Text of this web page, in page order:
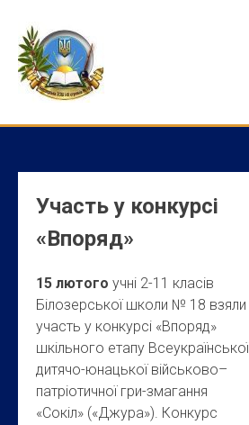
content
Участь у конкурсі
«Впоряд»
15 лютого учні 2-11 класів
Білозерської школи № 18 взяли
участь у конкурсі «Впоряд»
шкільного етапу Всеукраїнської
дитячо-юнацької військово–
патріотичної гри-змагання
«Сокіл» («Джура»). Конкурс